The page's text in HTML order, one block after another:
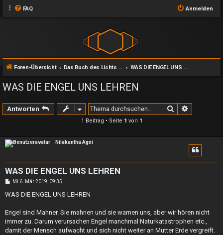
FAQ Anmelden
Foren-Übersicht Das Buch des Lichts und seine Zweige WAS DIE ENGEL UNS LEHREN
WAS DIE ENGEL UNS LEHREN
Antworten Suche
1 Beitrag • Seite 1 von 1
Nilakantha Agni
WAS DIE ENGEL UNS LEHREN
B
i
a
g
Mi 6. Mär 2019, 09:35
WAS DIE ENGEL UNS LEHREN
Engel sind Mahner. Sie mahnen und sie warnen uns, aber wir hören nicht
immer zu. Darum verursachen Engel manchmal Naturkatastrophen etc.,
damit der Mensch aufwacht und sich nicht weiter an Mutter Erde vergreift.